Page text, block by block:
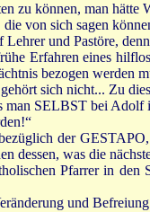
zu können, man
von sich sagen
und Pastöre,
Erfahren eines
bezogen werden
sich nicht... Zu
man SELBST bei
der
dessen, was die
Pfarrer in den
und